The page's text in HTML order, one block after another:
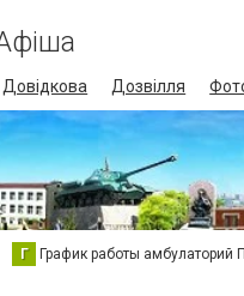
Довідкова Дозвілля
Г График работы амбулаторий